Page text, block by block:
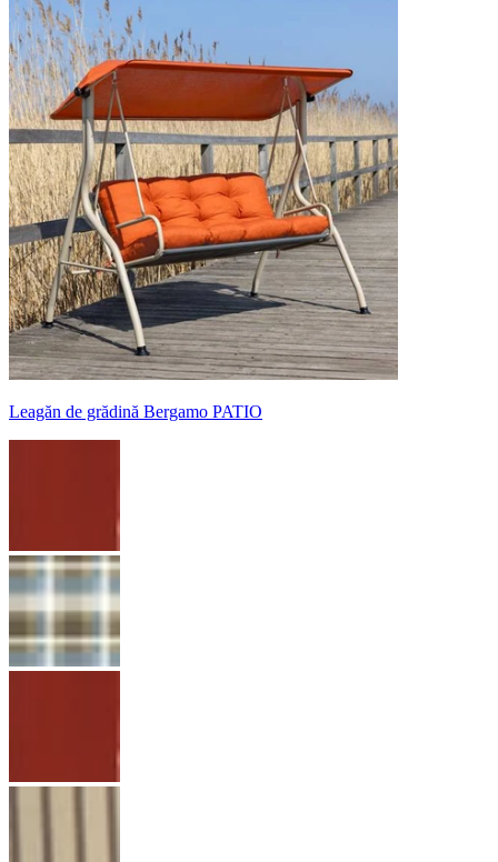
Leagăn de grădină Bergamo PATIO